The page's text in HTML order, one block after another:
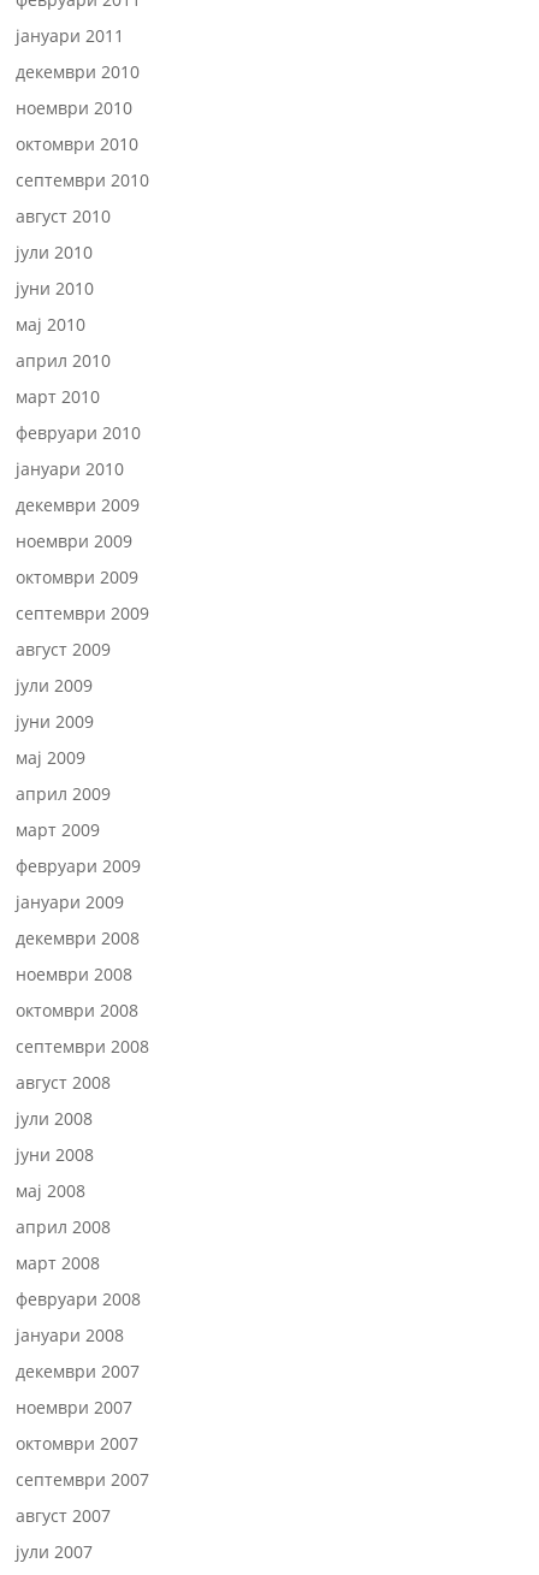
јануари 2011
декември 2010
ноември 2010
октомври 2010
септември 2010
август 2010
јули 2010
јуни 2010
мај 2010
април 2010
март 2010
февруари 2010
јануари 2010
декември 2009
ноември 2009
октомври 2009
септември 2009
август 2009
јули 2009
јуни 2009
мај 2009
април 2009
март 2009
февруари 2009
јануари 2009
декември 2008
ноември 2008
октомври 2008
септември 2008
август 2008
јули 2008
јуни 2008
мај 2008
април 2008
март 2008
февруари 2008
јануари 2008
декември 2007
ноември 2007
октомври 2007
септември 2007
август 2007
јули 2007